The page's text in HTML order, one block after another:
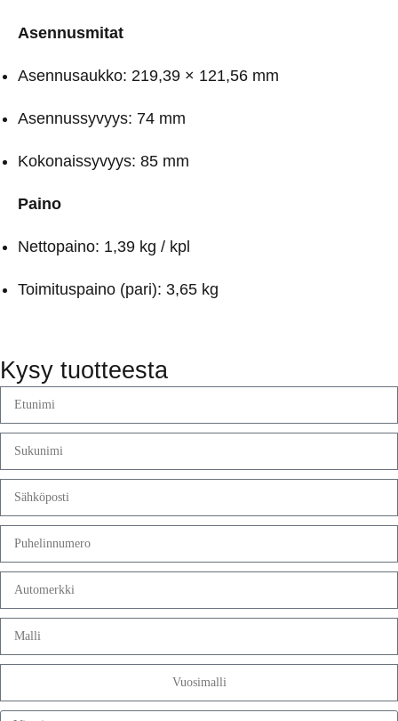
Asennusmitat
Asennusaukko: 219,39 × 121,56 mm
Asennussyvyys: 74 mm
Kokonaissyvyys: 85 mm
Paino
Nettopaino: 1,39 kg / kpl
Toimituspaino (pari): 3,65 kg
Kysy tuotteesta